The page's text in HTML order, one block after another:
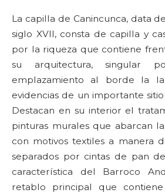
La capilla de Canincunca, data
siglo XVII, consta de capilla y
por la riqueza que contiene
su arquitectura, singular
emplazamiento al borde la
evidencias de un importante
Destacan en su interior el
pinturas murales que abarcan
con motivos textiles a manera
separados por cintas de pan
característica del Barroco
retablo principal que